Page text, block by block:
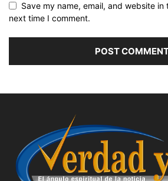
Save my name, email, and website
next time I comment.